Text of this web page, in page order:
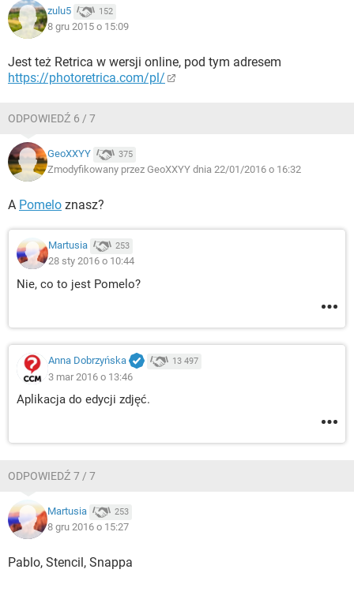
zulu5 152
8 gru 2015 o 15:09
Jest też Retrica w wersji online, pod tym adresem
https://photoretrica.com/pl/
ODPOWIEDŹ 6 / 7
GeoXXYY 375
Zmodyfikowany przez GeoXXYY dnia 22/01/2016 o 16:32
A Pomelo znasz?
Martusia 253
28 sty 2016 o 10:44
Nie, co to jest Pomelo?
Anna Dobrzyńska 13 497
3 mar 2016 o 13:46
Aplikacja do edycji zdjęć.
ODPOWIEDŹ 7 / 7
Martusia 253
8 gru 2016 o 15:27
Pablo, Stencil, Snappa